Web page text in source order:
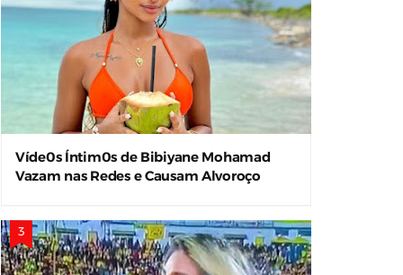
Víde0s Íntim0s de Bibiyane Mohamad
Vazam nas Redes e Causam Alvoroço